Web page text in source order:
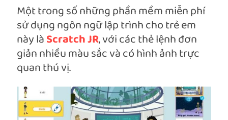
Một trong số những phần mềm miễn phí
sử dụng ngôn ngữ lập trình cho trẻ em
này làScratch JR, với các thẻ lệnh đơn
giản nhiều màu sắc và có hình ảnh trực
quan thú vị.